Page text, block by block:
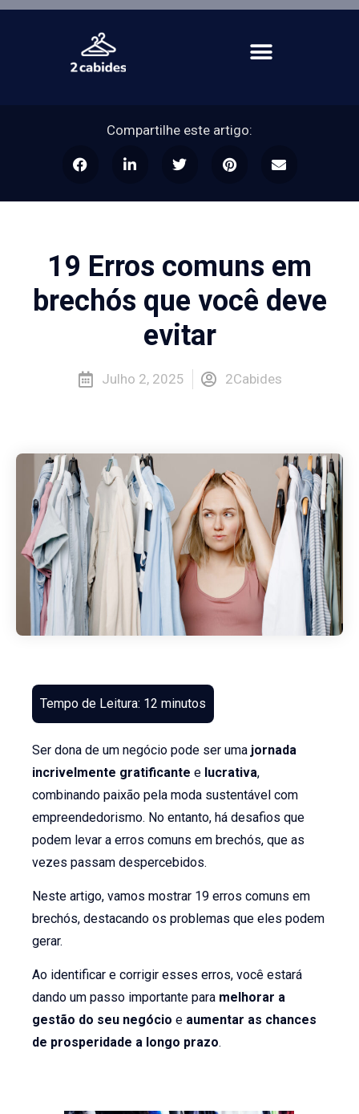
Compartilhe este artigo:
19 Erros comuns em
brechós que você deve
evitar
Julho 2, 2025 2Cabides
Ser dona de um negócio pode ser uma jornada
incrivelmente gratificante e lucrativa,
combinando paixão pela moda sustentável com
empreendedorismo. No entanto, há desafios que
podem levar a erros comuns em brechós, que as
vezes passam despercebidos.
Neste artigo, vamos mostrar 19 erros comuns em
brechós, destacando os problemas que eles podem
gerar.
Ao identificar e corrigir esses erros, você estará
dando um passo importante para melhorar a
gestão do seu negócioe aumentar as chances
de prosperidade a longo prazo.